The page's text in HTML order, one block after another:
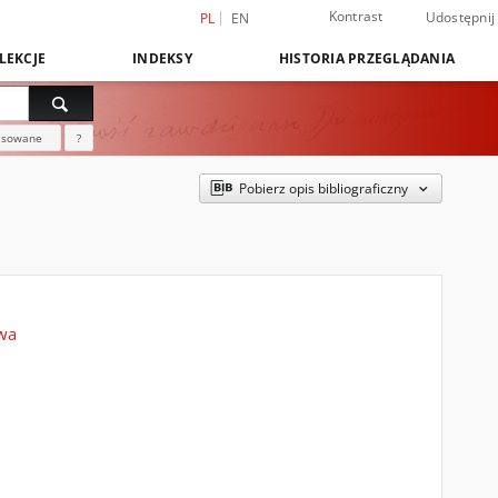
PL EN Kontrast Udostępnij
INDEKSY HISTORIA PRZEGLĄDANIA
?
Pobierz opis bibliograficzny